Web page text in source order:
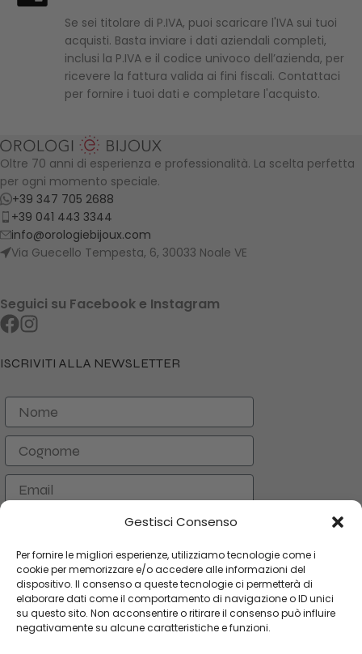
Gestisci Consenso
Per fornire le migliori esperienze, utilizziamo tecnologie come i
cookie per memorizzare e/o accedere alle informazioni del
dispositivo. Il consenso a queste tecnologie ci permetterà di
elaborare dati come il comportamento di navigazione o ID unici
su questo sito. Non acconsentire o ritirare il consenso può influire
negativamente su alcune caratteristiche e funzioni.
Se sei titolare di P.IVA, puoi scaricare l'IVA sui tuoi
acquisti. Basta inviare i dati aziendali completi,
inclusi la P.IVA e il codice univoco dell’azienda, per
ricevere la fattura valida ai fini fiscali. Contattaci
per fornire i tuoi dati e completare l'acquisto.
Oltre 70 anni di esperienza e professionalità. La scelta perfetta
per ogni momento speciale.
+39 347 705 2688
+39 041 443 3344
info@orologiebijoux.com
Via Guecello Tempesta, 6, 30033 Noale VE
Seguici su Facebook e Instagram
ISCRIVITI ALLA NEWSLETTER
Nome
Cognome
Email
ISCRIVITI
CATEGORIE
LINK UTILI